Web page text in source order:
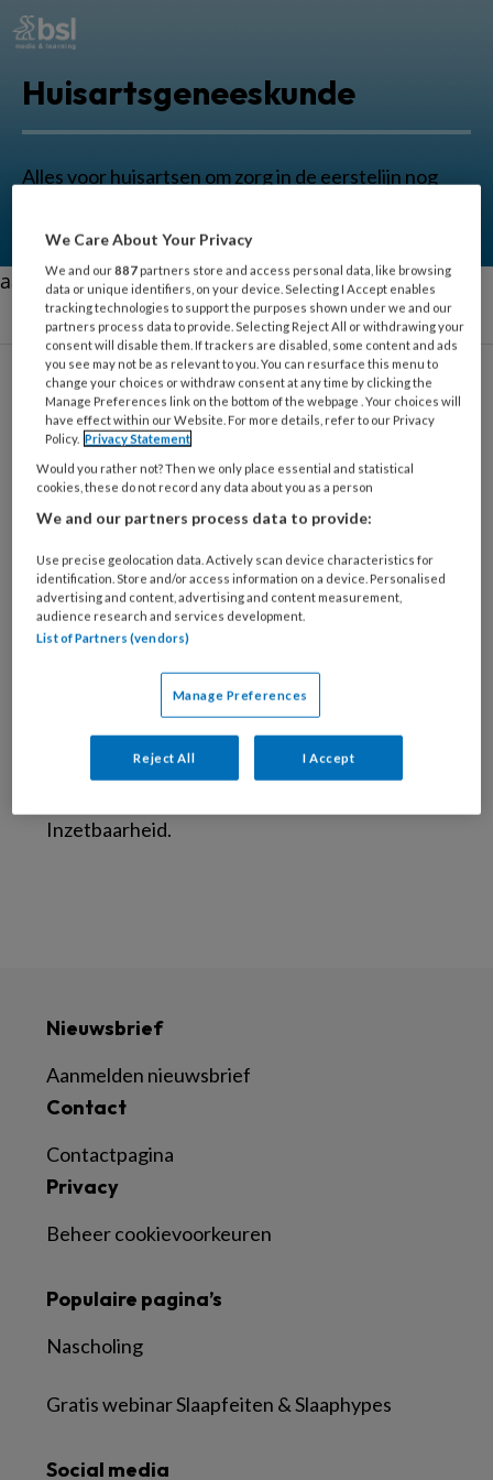
Huisartsgeneeskunde
Alles voor huisartsen om zorg in de eerstelijn nog
aa
Esther Heiwegen-
Vlieger
Onderzoeker Gezond Werken in de
Esther Heiwegen-Vlieger werkt bij Stichting
IZZ als Onderzoeker Gezond Werken in de
Zorg. Met onderzoek levert zij een bijdrage
aan het gezond aan het werk houden van
zorgprofessionals. Bijvoorbeeld door
onderzoek naar interventies bij
zorgorganisaties en door het verbinden van de
Inzetbaarheid.
Nieuwsbrief
Aanmelden nieuwsbrief
Contact
Contactpagina
Privacy
Beheer cookievoorkeuren
Populaire pagina’s
Nascholing
Gratis webinar Slaapfeiten & Slaaphypes
Social media
We Care About Your Privacy
We and our887 partners store and access personal data, like browsing
data or unique identifiers, on your device. Selecting I Accept enables
tracking technologies to support the purposes shown under we and our
partners process data to provide. Selecting Reject All or withdrawing your
consent will disable them. If trackers are disabled, some content and ads
you see may not be as relevant to you. You can resurface this menu to
change your choices or withdraw consent at any time by clicking the
Manage Preferences link on the bottom of the webpage . Your choices will
have effect within our Website. For more details, refer to our Privacy
Policy. Privacy Statement
Would you rather not? Then we only place essential and statistical
cookies, these do not record any data about you as a person
We and our partners process data to provide:
Use precise geolocation data. Actively scan device characteristics for
identification. Store and/or access information on a device. Personalised
advertising and content, advertising and content measurement,
audience research and services development.
List of Partners (vendors)
Manage Preferences
Reject All I Accept